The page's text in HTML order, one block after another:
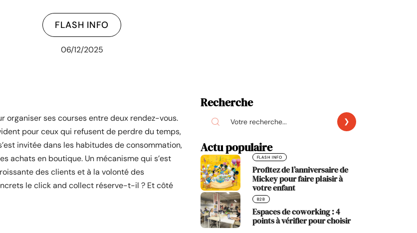
FLASH INFO
06/12/2025
organiser ses courses entre deux rendez-vous.
pour ceux qui refusent de perdre du temps,
invitée dans les habitudes de consommation,
achats en boutique. Un mécanisme qui s’est
des clients et à la volonté des
le click and collect réserve-t-il ? Et côté
Recherche
Actu populaire
FLASH INFO
Profitez de l’anniversaire de
Mickey pour faire plaisir à
votre enfant
B2B
Espaces de coworking : 4
points à vérifier pour choisir